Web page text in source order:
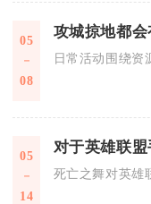
05
08
日常活动围绕资
05
14
死亡之舞对英雄